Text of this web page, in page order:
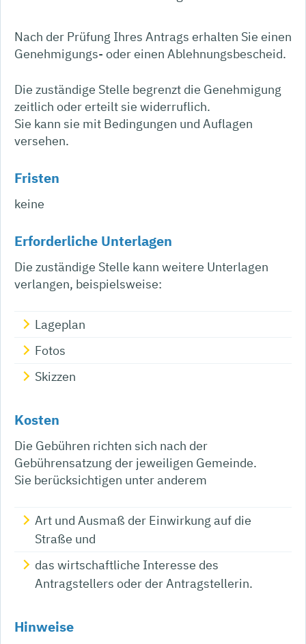
Nach der Prüfung Ihres Antrags erhalten Sie einen
Genehmigungs- oder einen Ablehnungsbescheid.
Die zuständige Stelle begrenzt die Genehmigung
zeitlich oder erteilt sie widerruflich.
Sie kann sie mit Bedingungen und Auflagen
versehen.
Fristen
keine
Erforderliche Unterlagen
Die zuständige Stelle kann weitere Unterlagen
verlangen, beispielsweise:
Lageplan
Fotos
Skizzen
Kosten
Die Gebühren richten sich nach der
Gebührensatzung der jeweiligen Gemeinde.
Sie berücksichtigen unter anderem
Art und Ausmaß der Einwirkung auf die
Straße und
das wirtschaftliche Interesse des
Antragstellers oder der Antragstellerin.
Hinweise